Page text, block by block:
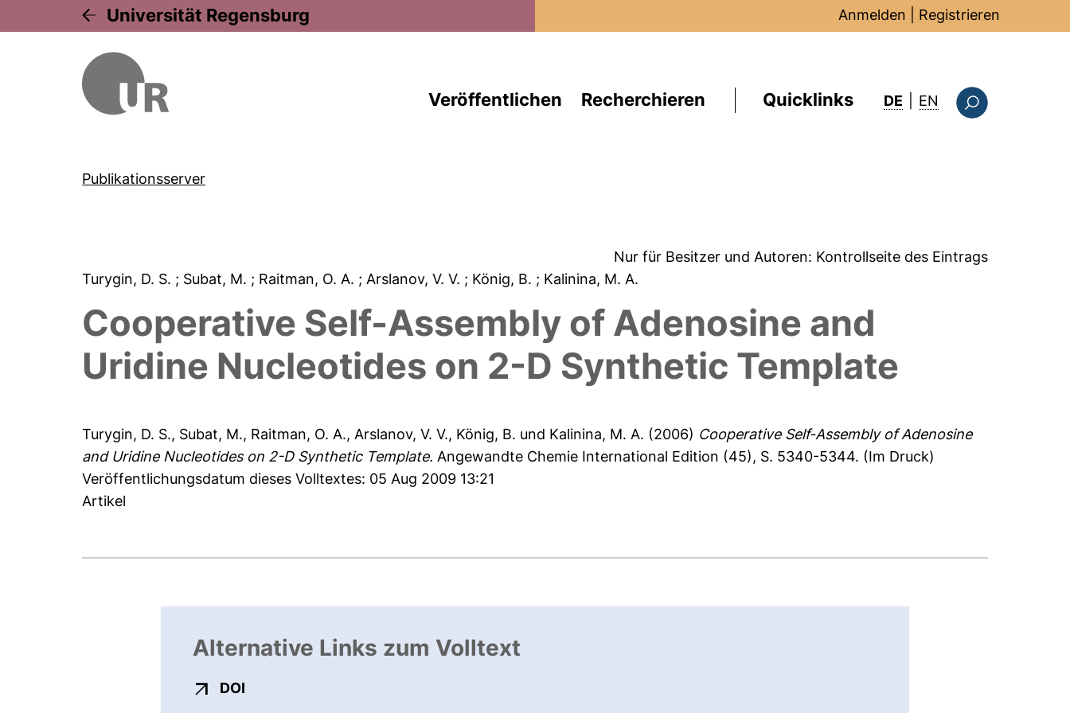
Universität Regensburg Anmelden Registrieren
Veröffentlichen Recherchieren Quicklinks DE EN : this page in
Publikationsserver
Nur für Besitzer und Autoren: Kontrollseite des Eintrags
Turygin, D. S. ; Subat, M. ; Raitman, O. A. ; Arslanov, V. V. ; König, B. ; Kalinina, M. A.
Cooperative Self-Assembly of Adenosine and
Uridine Nucleotides on 2-D Synthetic Template
Turygin, D. S., Subat, M., Raitman, O. A.,Arslanov, V. V., König, B. und Kalinina, M. A. (2006) Cooperative Self-Assembly of Adenosine
and Uridine Nucleotides on 2-D Synthetic Template. Angewandte Chemie International Edition (45), S. 5340-5344. (Im Druck)
Veröffentlichungsdatum dieses Volltextes: 05 Aug 2009 13:21
Artikel
Alternative Links zum Volltext
DOI